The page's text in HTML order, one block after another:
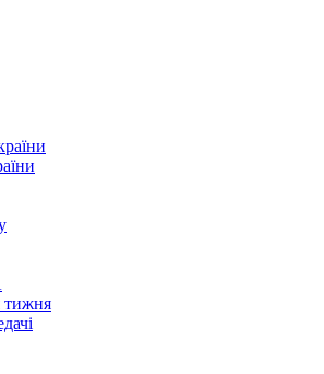
тижня